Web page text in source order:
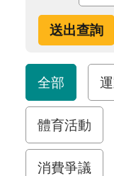
全部
體育活動
消費爭議